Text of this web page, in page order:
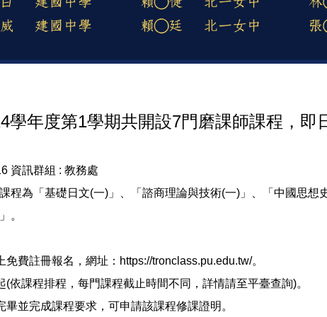
三志願榜單
學年度第1學期共開設7門磨課師課程，即
資訊群組 : 教務處
程為「基礎日文(一)」、「諮商理論與技術(一)」、「中國思
。
免費註冊報名，網址：https://tronclass.pu.edu.tw/。
(依課程排程，每門課程截止時間不同，詳情請至平臺查詢)。
畢並完成課程要求，可申請該課程修課證明。